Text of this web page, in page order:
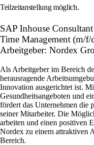
Teilzeitanstellung möglich.
SAP Inhouse
Time Management (m/
Arbeitgeber: Nordex
Als Arbeitgeber im Bereich
herausragende
Innovation ausgerichtet ist.
Gesundheitsangeboten und
fördert das Unternehmen die
seiner Mitarbeiter. Die
arbeiten und einen positiven
Nordex zu einem attraktiven
Bereich.